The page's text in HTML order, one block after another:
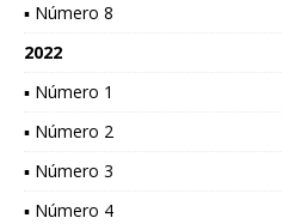
▪ Número 8
2022
▪ Número 1
▪ Número 2
▪ Número 3
▪ Número 4